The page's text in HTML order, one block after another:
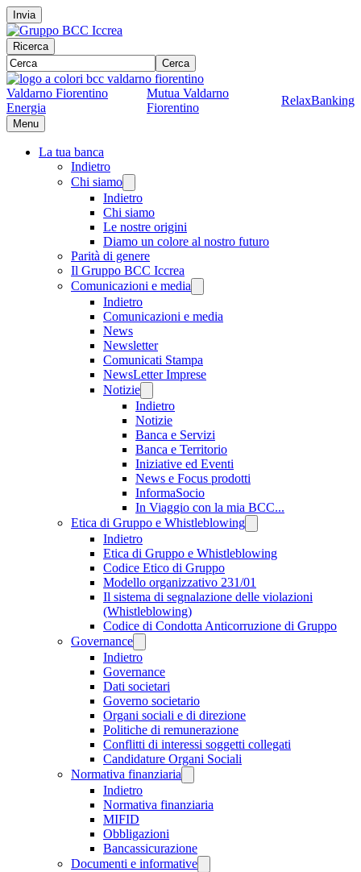
Invia
Ricerca
Cerca
Valdarno Fiorentino
Energia
Mutua Valdarno
Fiorentino
RelaxBanking
Menu
La tua banca
Indietro
Chi siamo
Indietro
Chi siamo
Le nostre origini
Diamo un colore al nostro futuro
Parità di genere
Il Gruppo BCC Iccrea
Comunicazioni e media
Indietro
Comunicazioni e media
News
Newsletter
Comunicati Stampa
NewsLetter Imprese
Notizie
Indietro
Notizie
Banca e Servizi
Banca e Territorio
Iniziative ed Eventi
News e Focus prodotti
InformaSocio
In Viaggio con la mia BCC...
Etica di Gruppo e Whistleblowing
Indietro
Etica di Gruppo e Whistleblowing
Codice Etico di Gruppo
Modello organizzativo 231/01
Il sistema di segnalazione delle violazioni
(Whistleblowing)
Codice di Condotta Anticorruzione di Gruppo
Governance
Indietro
Governance
Dati societari
Governo societario
Organi sociali e di direzione
Politiche di remunerazione
Conflitti di interessi soggetti collegati
Candidature Organi Sociali
Normativa finanziaria
Indietro
Normativa finanziaria
MIFID
Obbligazioni
Bancassicurazione
Documenti e informative